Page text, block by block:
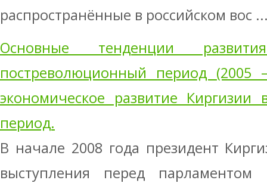
распространённые в российском вос
Основные тенденции
постреволюционный период (2005
экономическое развитие
период.
В начале 2008 года президент
выступления перед парламентом